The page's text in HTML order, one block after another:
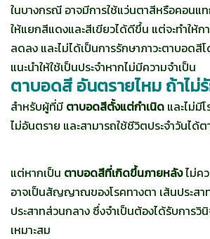
ในบางกรณี อาจมีการใช้แว่นตาสีหรือคอนแ
ให้แยกสีแดงและสีเขียวได้ดีขึ้น แต่จะทำให้ก
ลดลง และไม่ได้เป็นการรักษาภาวะตาบอดสี
แนะนำให้ใช้เป็นประจำหากไม่มีความจำเป็น
ตาบอดสี อันตรายไหม ถ้าไม่
สำหรับผู้ที่มี ตาบอดสีตั้งแต่กำเนิด และไม่มี
ไม่อันตราย และสามารถใช้ชีวิตประจำวันได้
แต่หากเป็น ตาบอดสีที่เกิดขึ้นภายหลังไม่คว
อาจเป็นสัญญาณของโรคทางตา เส้นประสา
ประสาทส่วนกลาง ซึ่งจำเป็นต้องได้รับการวิ
เหมาะสม